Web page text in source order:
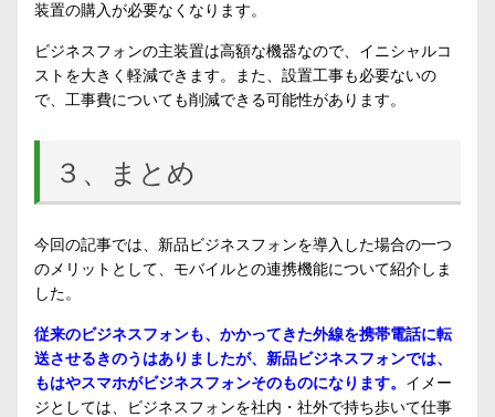
装置の購入が必要なくなります。
ビジネスフォンの主装置は高額な機器なので、イニシャルコ
ストを大きく軽減できます。また、設置工事も必要ないの
で、工事費についても削減できる可能性があります。
３、まとめ
今回の記事では、新品ビジネスフォンを導入した場合の一つ
のメリットとして、モバイルとの連携機能について紹介しま
した。
従来のビジネスフォンも、かかってきた外線を携帯電話に転
送させるきのうはありましたが、新品ビジネスフォンでは、
もはやスマホがビジネスフォンそのものになります。 イメー
ジとしては、ビジネスフォンを社内・社外で持ち歩いて仕事